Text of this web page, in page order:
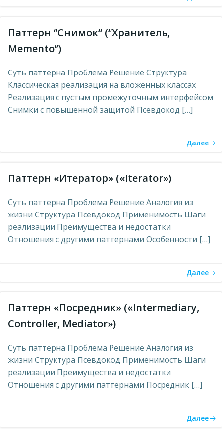
Паттерн “Снимок“ (“Хранитель,
Memento”)
Суть паттерна Проблема Решение Структура
Классическая реализация на вложенных классах
Реализация с пустым промежуточным интерфейсом
Снимки с повышенной защитой Псевдокод […]
Далее
Паттерн «Итератор» («Iterator»)
Суть паттерна Проблема Решение Аналогия из
жизни Структура Псевдокод Применимость Шаги
реализации Преимущества и недостатки
Отношения с другими паттернами Особенности […]
Далее
Паттерн «Посредник» («Intermediary,
Controller, Mediator»)
Суть паттерна Проблема Решение Аналогия из
жизни Структура Псевдокод Применимость Шаги
реализации Преимущества и недостатки
Отношения с другими паттернами Посредник […]
Далее